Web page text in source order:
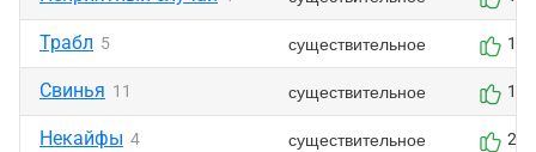
Трабл 5 существительное 1
Свинья 11 существительное 1
Некайфы 4 существительное 2